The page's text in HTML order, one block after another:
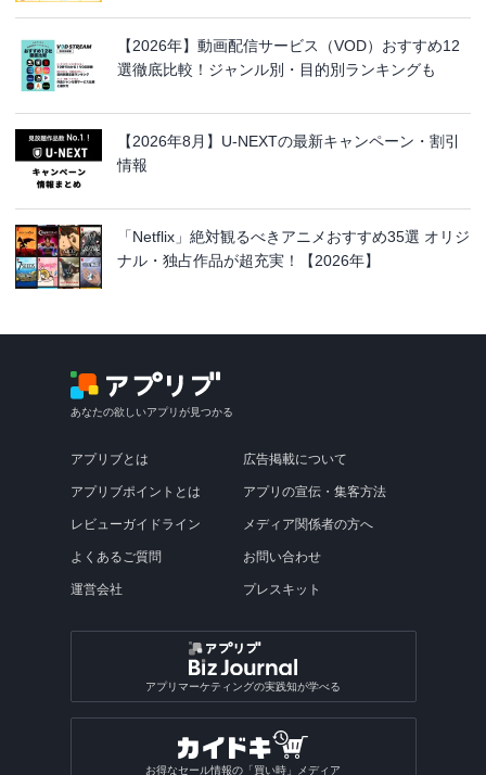
【2026年】動画配信サービス（VOD）おすすめ12
選徹底比較！ジャンル別・目的別ランキングも
【2026年8月】U-NEXTの最新キャンペーン・割引
情報
「Netflix」絶対観るべきアニメおすすめ35選 オリジ
ナル・独占作品が超充実！【2026年】
あなたの欲しいアプリが見つかる
アプリブとは
アプリブポイントとは
レビューガイドライン
よくあるご質問
運営会社
広告掲載について
アプリの宣伝・集客方法
メディア関係者の方へ
お問い合わせ
プレスキット
アプリマーケティングの実践知が学べる
お得なセール情報の「買い時」メディア